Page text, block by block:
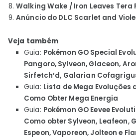
Walking Wake / Iron Leaves Tera
Anúncio do DLC Scarlet and
Veja também
Guia: Pokémon GO Special
Pangoro, Sylveon, Glaceon,
Sirfetch’d, Galarian
Guia: Lista de Mega Evoluções
Como Obter Mega Energia
Guia: Pokémon GO Eevee
Como obter Sylveon, Leafeon,
Espeon, Vaporeon, Jolteon e